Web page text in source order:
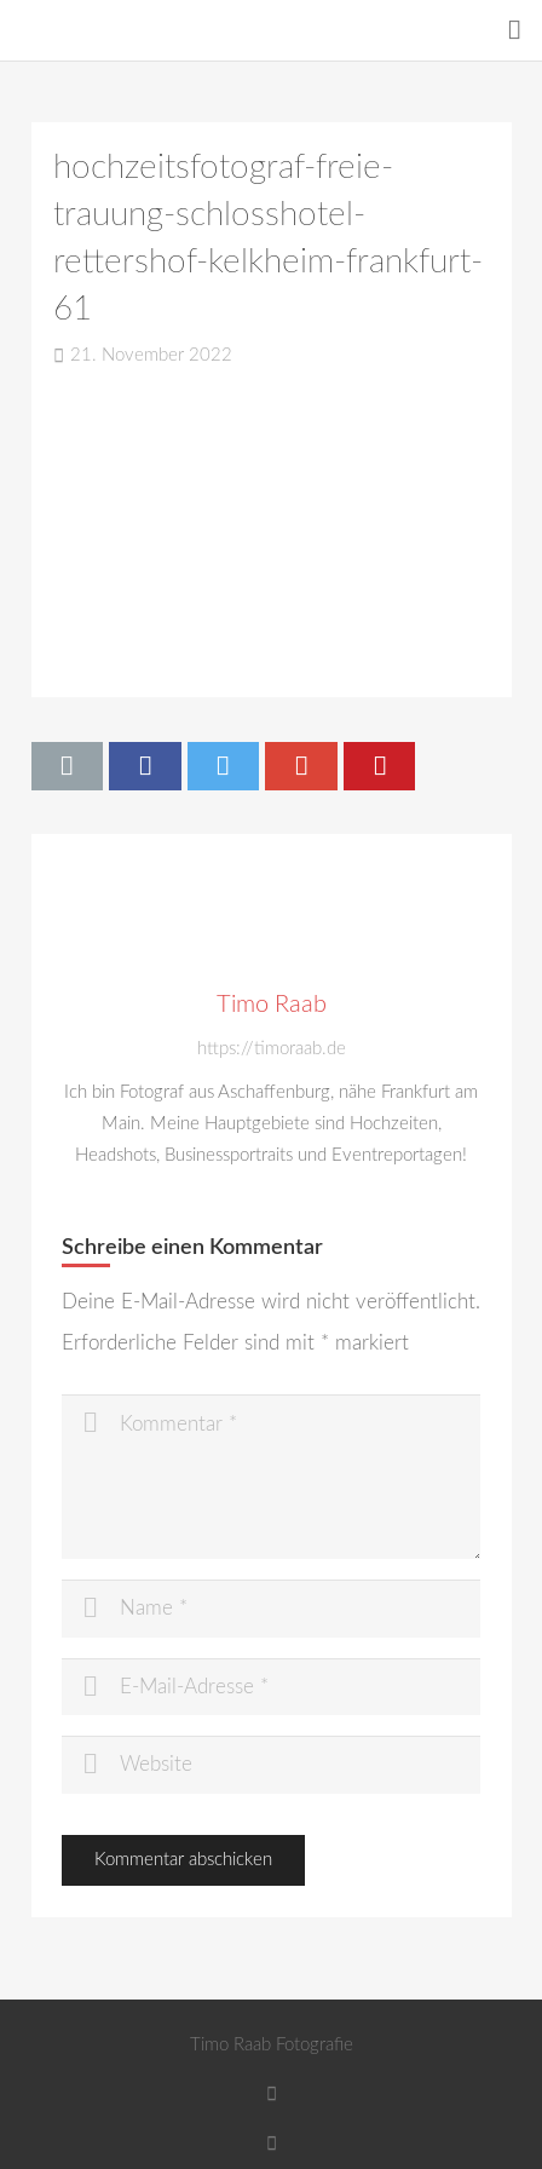
hochzeitsfotograf-freie-
trauung-schlosshotel-
rettershof-kelkheim-frankfurt-
61
21. November 2022
Timo Raab
https://timoraab.de
Ich bin Fotograf aus Aschaffenburg, nähe Frankfurt am
Main. Meine Hauptgebiete sind Hochzeiten,
Headshots, Businessportraits und Eventreportagen!
Schreibe einen Kommentar
Deine E-Mail-Adresse wird nicht veröffentlicht.
Erforderliche Felder sind mit * markiert
Timo Raab Fotografie